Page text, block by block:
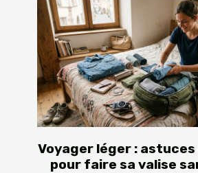
Voyager léger :
pour faire sa valise